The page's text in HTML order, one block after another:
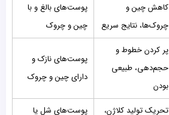
کاهش چین و
چروک‌ها، نتایج سریع
پوست‌های بالغ و با
چین و چروک
پر کردن خطوط و
حجم‌دهی، طبیعی
بودن
پوست‌های نازک و
دارای چین و چروک
تحریک تولید کلاژن،
پوست‌های شل یا